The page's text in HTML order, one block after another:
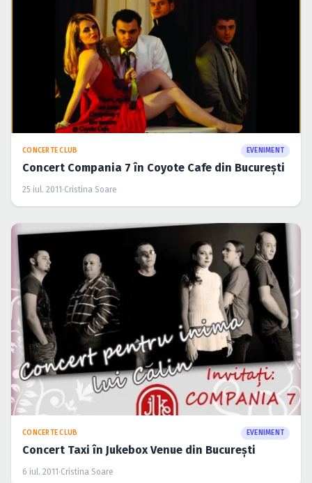
CONCERTE CLUB EVENIMENT
Concert Compania 7 în Coyote Cafe din Bucureşti
25 iul. 2011 ·Cristina Soare
CONCERTE CLUB EVENIMENT
Concert Taxi în Jukebox Venue din Bucureşti
6 iul. 2011·Cristina Soare